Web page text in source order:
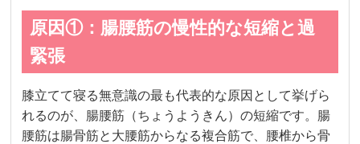
原因①：腸腰筋の慢性的な短縮と過
緊張
膝立てて寝る無意識の最も代表的な原因として挙げら
れるのが、腸腰筋（ちょうようきん）の短縮です。腸
腰筋は腸骨筋と大腰筋からなる複合筋で、腰椎から骨